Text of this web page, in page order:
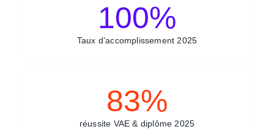
100%
Taux d’accomplissement 2025
83%
réussite VAE & diplôme 2025